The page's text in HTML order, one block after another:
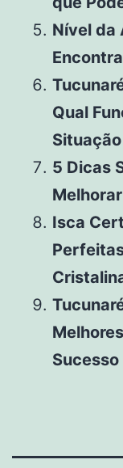
Nível da
Qual
Situação
5 Dicas
Isca
Sucesso